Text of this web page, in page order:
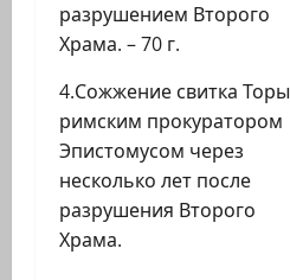
разрушением Второго
Храма. – 70 г.
4.Сожжение свитка Торы
римским прокуратором
Эпистомусом через
несколько лет после
разрушения Второго
Храма.